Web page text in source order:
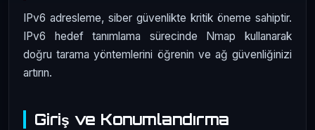
IPv6 adresleme, siber güvenlikte kritik öneme sahiptir.
IPv6 hedef tanımlama sürecinde Nmap kullanarak
doğru tarama yöntemlerini öğrenin ve ağ güvenliğinizi
artırın.
Giriş ve Konumlandırma